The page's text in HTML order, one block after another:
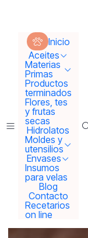
Inicio
Aceites
Materias
Primas
Productos
terminados
Flores, tes
y frutas
secas
Hidrolatos
Moldes y
utensilios
Envases
Insumos
para velas
Blog
Contacto
Recetarios
on line
Inicio